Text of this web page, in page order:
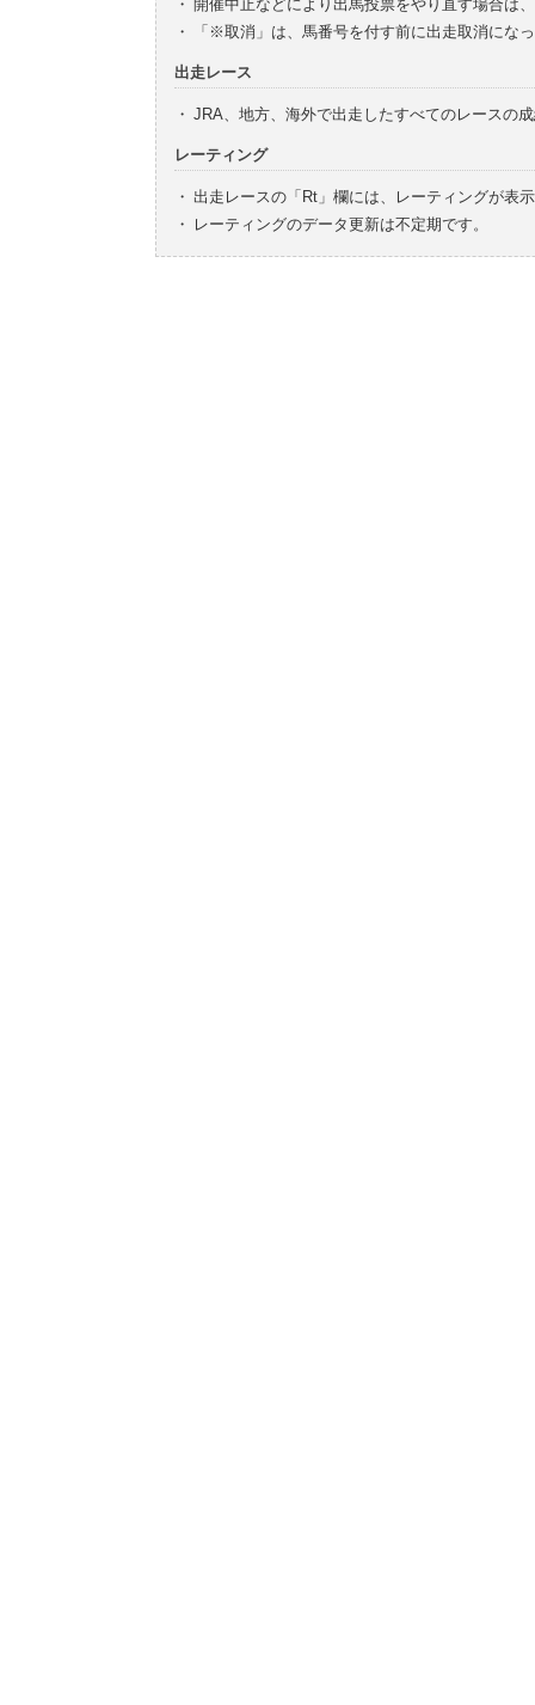
・ 開催中止などにより出馬投票をやり直す場合は
・
「※取消」は、馬番号を付す前に出走取消にな
出走レース
・ JRA、地方、海外で出走したすべてのレースの
レーティング
・ 出走レースの「Rt」欄には、レーティングが表
・
レーティングのデータ更新は不定期です。